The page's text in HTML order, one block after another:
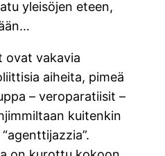
yleisöjen eteen,
ovat vakavia
aiheita, pimeä
– veroparatiisit –
kuitenkin